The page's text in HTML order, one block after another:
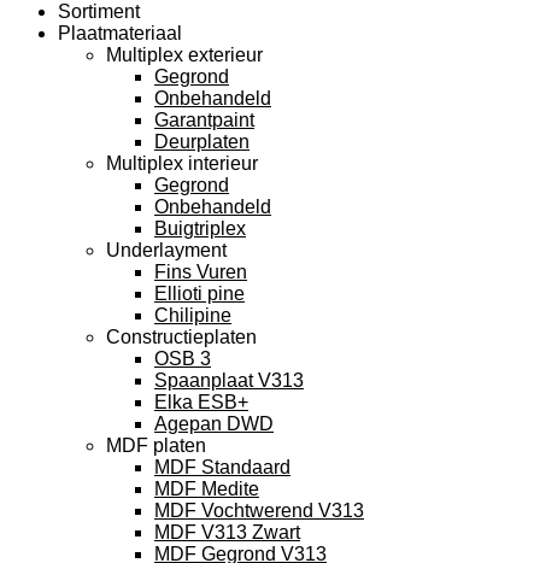
Sortiment
Plaatmateriaal
Multiplex exterieur
Gegrond
Onbehandeld
Garantpaint
Deurplaten
Multiplex interieur
Gegrond
Onbehandeld
Buigtriplex
Underlayment
Fins Vuren
Ellioti pine
Chilipine
Constructieplaten
OSB 3
Spaanplaat V313
Elka ESB+
Agepan DWD
MDF platen
MDF Standaard
MDF Medite
MDF Vochtwerend V313
MDF V313 Zwart
MDF Gegrond V313